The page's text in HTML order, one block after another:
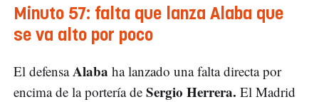
Minuto 57: falta que lanza Alaba que
se va alto por poco
El defensaAlaba ha lanzado una falta directa por
encima de la portería de Sergio Herrera. El Madrid